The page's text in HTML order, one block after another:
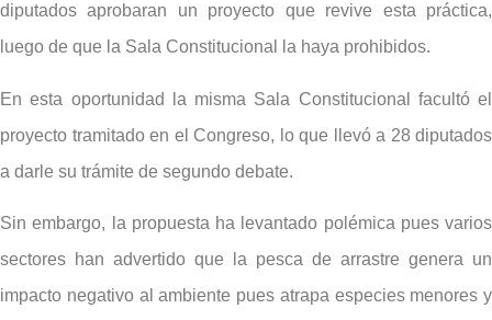
diputados aprobaran un proyecto que revive esta práctica,
luego de que la Sala Constitucional la haya prohibidos.
En esta oportunidad la misma Sala Constitucional facultó el
proyecto tramitado en el Congreso, lo que llevó a 28 diputados
a darle su trámite de segundo debate.
Sin embargo, la propuesta ha levantado polémica pues varios
sectores han advertido que la pesca de arrastre genera un
impacto negativo al ambiente pues atrapa especies menores y